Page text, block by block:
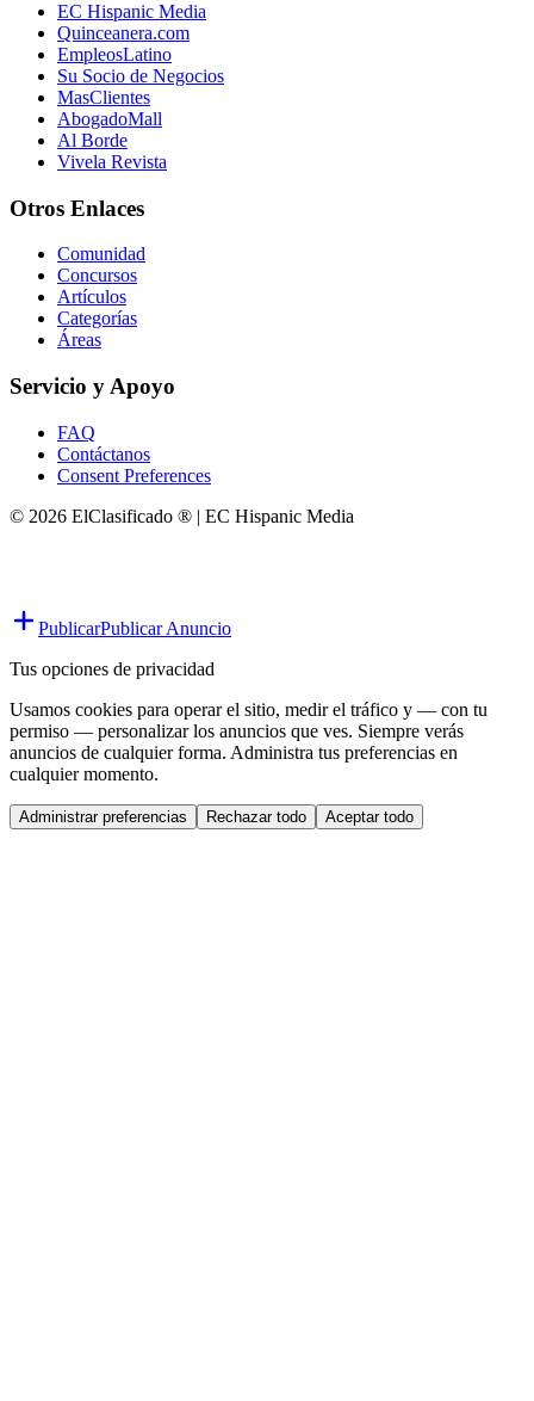
EC Hispanic Media
Quinceanera.com
EmpleosLatino
Su Socio de Negocios
MasClientes
AbogadoMall
Al Borde
Vivela Revista
Otros Enlaces
Comunidad
Concursos
Artículos
Categorías
Áreas
Servicio y Apoyo
FAQ
Contáctanos
Consent Preferences
© 2026 ElClasificado ® | EC Hispanic Media
PublicarPublicar Anuncio
Tus opciones de privacidad
Usamos cookies para operar el sitio, medir el tráfico y — con tu
permiso — personalizar los anuncios que ves. Siempre verás
anuncios de cualquier forma. Administra tus preferencias en
cualquier momento.
Administrar preferencias Rechazar todo Aceptar todo